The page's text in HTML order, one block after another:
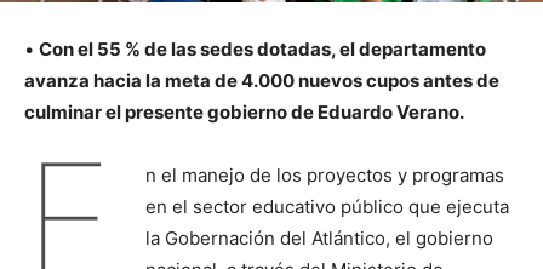
• Con el 55 % de las sedes dotadas, el departamento
avanza hacia la meta de 4.000 nuevos cupos antes de
culminar el presente gobierno de Eduardo Verano.
E
n el manejo de los proyectos y programas
en el sector educativo público que ejecuta
la Gobernación del Atlántico, el gobierno